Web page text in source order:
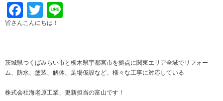
Facebook
Twitter
皆さんこんにちは！
茨城県つくばみらい市と栃木県宇都宮市を拠点に関東エリア全域でリフォー
ム、防水、塗装、解体、足場仮設など、様々な工事に対応している
株式会社海老原工業、更新担当の富山です！